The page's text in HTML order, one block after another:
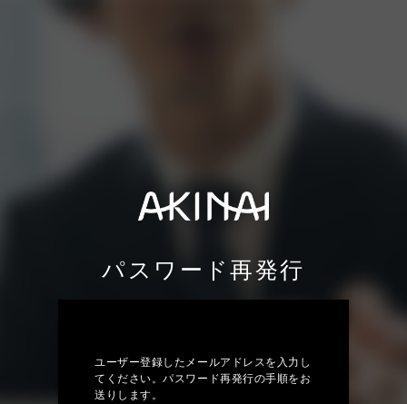
パスワード再発行
ユーザー登録したメールアドレスを入力し
てください。パスワード再発行の手順をお
送りします。